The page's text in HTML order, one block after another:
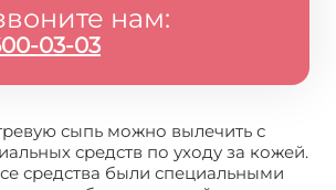
нам:
03-03
сыпь можно вылечить с
средств по уходу за кожей.
средства были специальными